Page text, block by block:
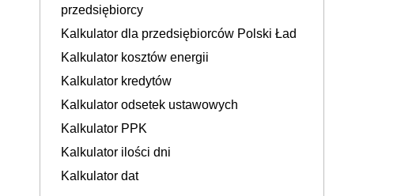
przedsiębiorcy
Kalkulator dla przedsiębiorców Polski Ład
Kalkulator kosztów energii
Kalkulator kredytów
Kalkulator odsetek ustawowych
Kalkulator PPK
Kalkulator ilości dni
Kalkulator dat